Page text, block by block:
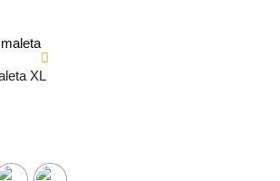
XL